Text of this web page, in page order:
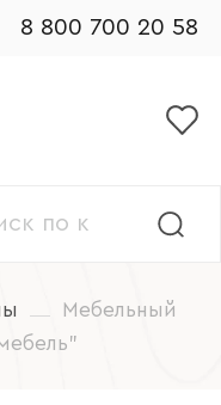
8 800 700 20 58
Мебельный